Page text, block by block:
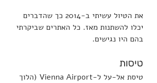
את הטיול עשיתי ב-2014 כך שהדברים
יכלו להשתנות מאז. כל האתרים שביקרתי
בהם היו נגישים.
טיסות
טיסת אל-על ל-Vienna Airport (הלוך